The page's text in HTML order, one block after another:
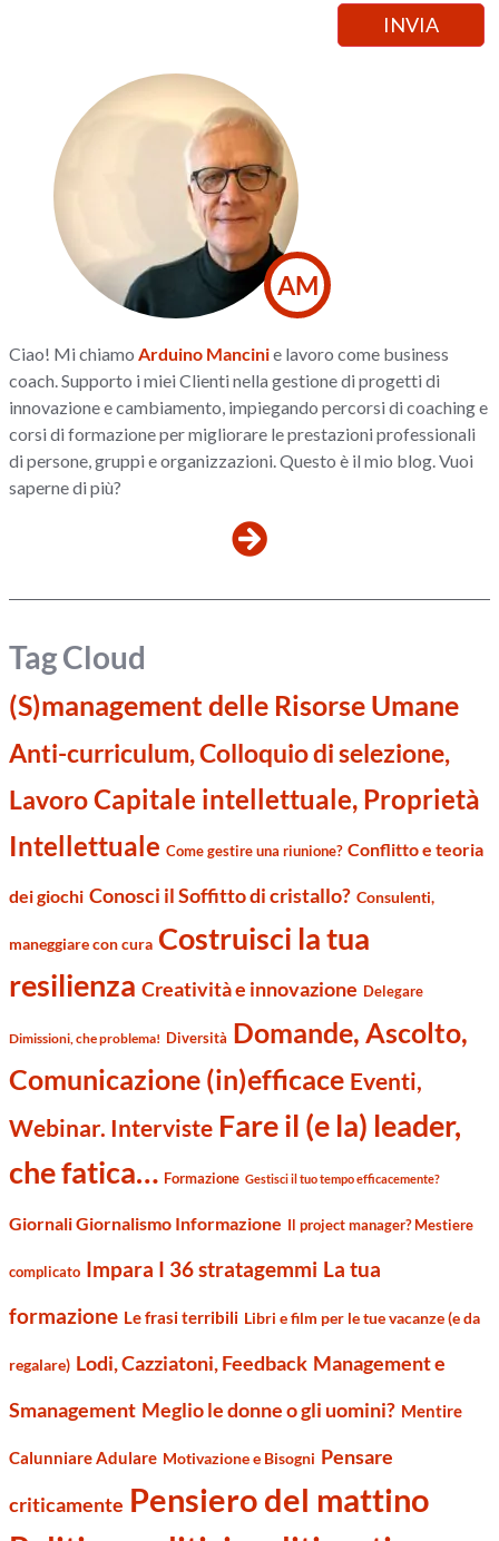
AM
Ciao! Mi chiamo Arduino Mancinie lavoro come business
coach. Supporto i miei Clienti nella gestione di progetti di
innovazione e cambiamento, impiegando percorsi di coaching e
corsi di formazione per migliorare le prestazioni professionali
di persone, gruppi e organizzazioni. Questo è il mio blog. Vuoi
saperne di più?
Tag Cloud
(S)management delle Risorse Umane
Anti-curriculum, Colloquio di selezione,
LavoroCapitale intellettuale, Proprietà
Intellettuale Come gestire una riunione? Conflitto e teoria
dei giochi Conosci il Soffitto di cristallo? Consulenti,
maneggiare con cura Costruisci la tua
resilienza Creatività e innovazione Delegare
Dimissioni, che problema! Diversità Domande, Ascolto,
Comunicazione (in)efficace Eventi,
Webinar. Interviste Fare il (e la) leader,
che fatica… Formazione Gestisci il tuo tempo efficacemente?
Giornali Giornalismo Informazione Il project manager? Mestiere
complicato Impara I 36 stratagemmi La tua
formazione Le frasi terribili Libri e film per le tue vacanze (e da
regalare) Lodi, Cazziatoni, Feedback Management e
Smanagement Meglio le donne o gli uomini? Mentire
Calunniare Adulare Motivazione e Bisogni Pensare
criticamente Pensiero del mattino